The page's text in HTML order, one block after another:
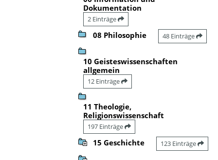
Dokumentation
2 Einträge
08 Philosophie 48 Einträge
10 Geisteswissenschaften
allgemein
12 Einträge
11 Theologie,
Religionswissenschaft
197 Einträge
15 Geschichte 123 Einträge